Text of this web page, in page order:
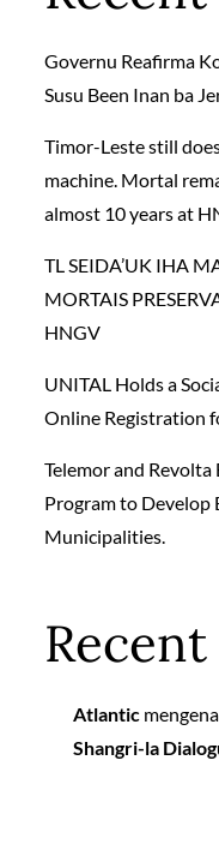
Governu Reafirma
Susu Been Inan ba
Timor-Leste still
machine. Mortal
almost 10 years at
TL SEIDA’UK IHA
MORTAIS
HNGV
UNITAL Holds a
Online Registration
Telemor and Revolta
Program to Develop
Municipalities.
Atlantic
Shangri-la